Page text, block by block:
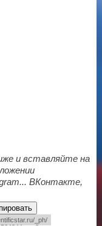
и вставляйте на
ВКонтакте,